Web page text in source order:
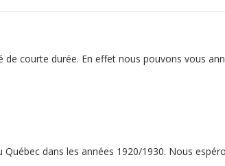
courte durée. En effet nous pouvons vous
dans les années 1920/1930. Nous